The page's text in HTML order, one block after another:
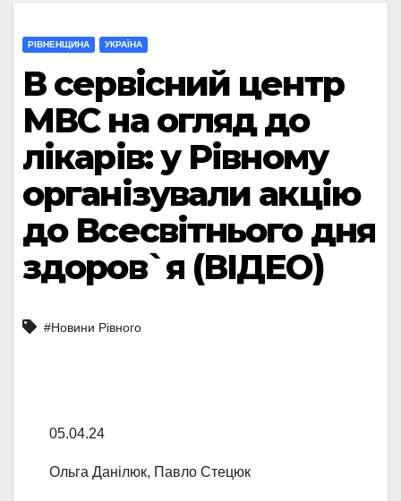
РІВНЕНЩИНА УКРАЇНА
В сервісний центр
МВС на огляд до
лікарів: у Рівному
організували акцію
до Всесвітнього дня
здоров`я (ВІДЕО)
#Новини Рівного
05.04.24
Ольга Данілюк, Павло Стецюк